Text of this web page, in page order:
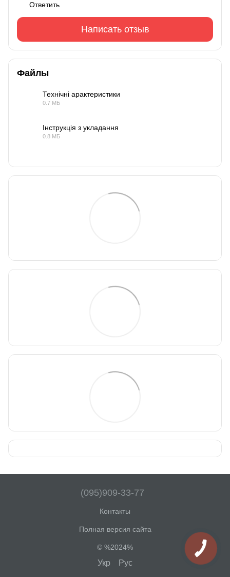
Ответить
Написать отзыв
Файлы
Технічні арактеристики
0.7 МБ
Інструкція з укладання
0.8 МБ
(095)909-33-77
Контакты
Полная версия сайта
© %2024%
Укр Рус